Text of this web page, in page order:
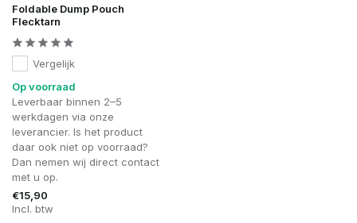
Foldable Dump Pouch
Flecktarn
Vergelijk
Op voorraad
Leverbaar binnen 2–5
werkdagen via onze
leverancier. Is het product
daar ook niet op voorraad?
Dan nemen wij direct contact
met u op.
€15,90
Incl. btw